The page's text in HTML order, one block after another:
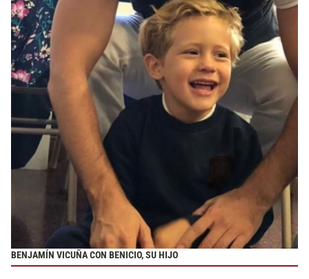
BENJAMÍN VICUÑA CON BENICIO, SU HIJO